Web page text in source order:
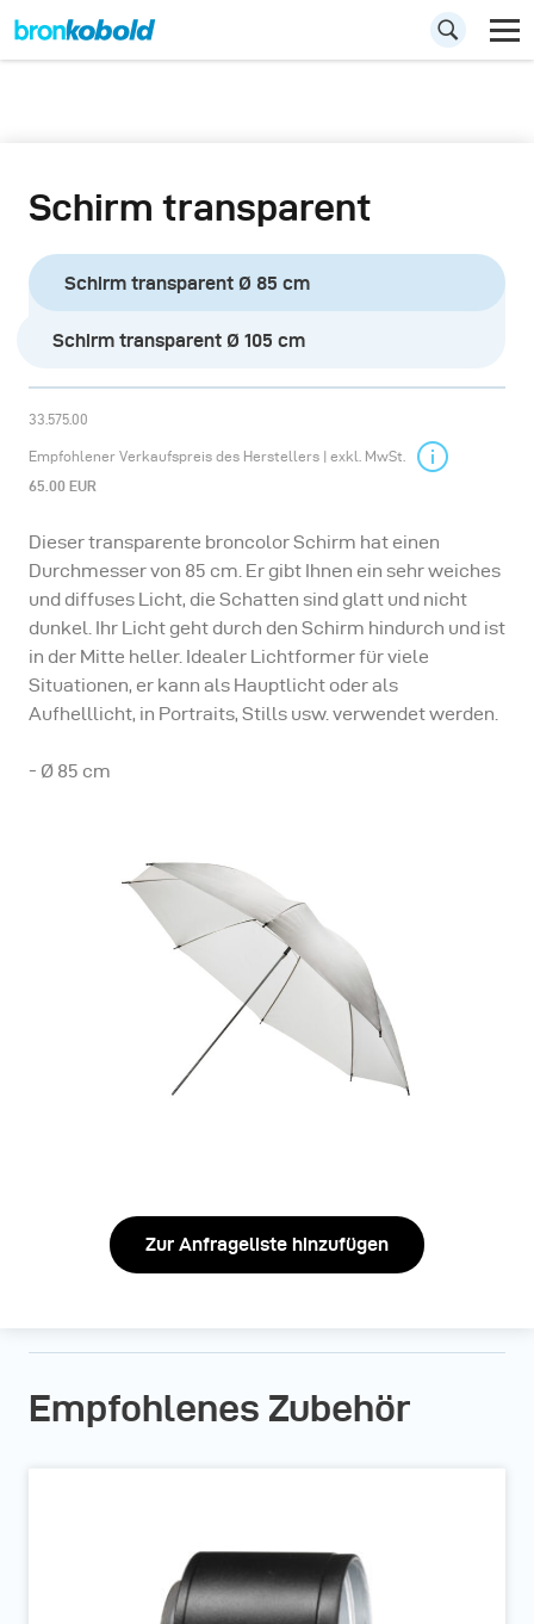
Schirm transparent
Schirm transparent Ø 85 cm
Schirm transparent Ø 105 cm
33.575.00
Empfohlener Verkaufspreis des Herstellers | exkl. MwSt.
65.00 EUR
Dieser transparente broncolor Schirm hat einen
Durchmesser von 85 cm. Er gibt Ihnen ein sehr weiches
und diffuses Licht, die Schatten sind glatt und nicht
dunkel. Ihr Licht geht durch den Schirm hindurch und ist
in der Mitte heller. Idealer Lichtformer für viele
Situationen, er kann als Hauptlicht oder als
Aufhelllicht, in Portraits, Stills usw. verwendet werden.
- Ø 85 cm
Zur Anfrageliste hinzufügen
Empfohlenes Zubehör